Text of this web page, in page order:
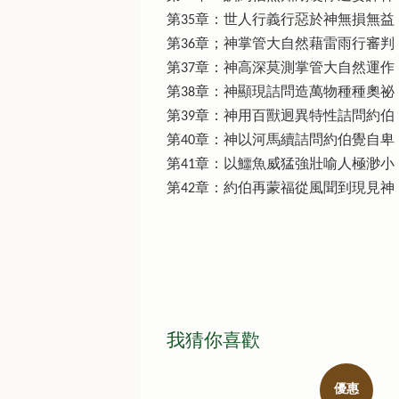
第35章：世人行義行惡於神無損無益
第36章；神掌管大自然藉雷雨行審判
第37章：神高深莫測掌管大自然運作
第38章：神顯現詰問造萬物種種奧祕
第39章：神用百獸迥異特性詰問約伯
第40章：神以河馬續詰問約伯覺自卑
第41章：以鱷魚威猛強壯喻人極渺小
第42章：約伯再蒙福從風聞到現見神
我猜你喜歡
優惠